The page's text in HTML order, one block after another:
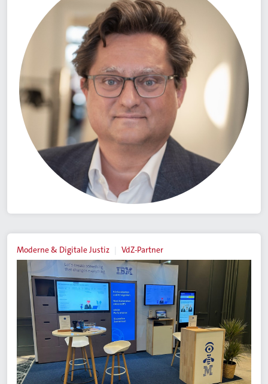
Moderne & Digitale Justiz VdZ-Partner